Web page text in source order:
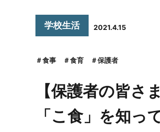
vnetアライアンス企業
運営会社
プライバシーポリシー
学校生活 2021.4.15
食事 食育 保護者
【保護者の皆
「こ食」を知っ